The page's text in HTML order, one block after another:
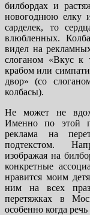
билбордах и
новогоднюю елку
сарделек, то
влюбленных.
видел на
слоганом «Вкус к
крабом или
двор» (со
колбасы).
Не может не
Именно по этой
реклама на
подтекстом.
изображая на
конкретные
нравится моим
ним на всех
перетяжках в
особенно когда